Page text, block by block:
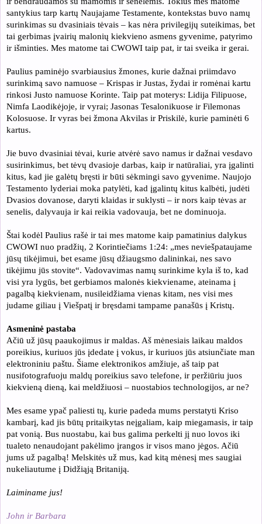
santykius tarp kartų Naujajame Testamente, kontekstas buvo namų
surinkimas su dvasiniais tėvais – kas nėra privilegijų suteikimas, bet
tai gerbimas įvairių malonių kiekvieno asmens gyvenime, patyrimo
ir išminties. Mes matome tai CWOWI taip pat, ir tai sveika ir gerai.
Paulius paminėjo svarbiausius žmones, kurie dažnai priimdavo
surinkimą savo namuose – Krispas ir Justas, žydai ir romėnai kartu
rinkosi Justo namuose Korinte. Taip pat moterys: Lidija Filipuose,
Nimfa Laodikėjoje, ir vyrai; Jasonas Tesalonikuose ir Filemonas
Kolosuose. Ir vyras bei žmona Akvilas ir Priskilė, kurie paminėti 6
kartus.
Jie buvo dvasiniai tėvai, kurie atvėrė savo namus ir dažnai vesdavo
susirinkimus, bet tėvų dvasioje darbas, kaip ir natūraliai, yra įgalinti
kitus, kad jie galėtų bręsti ir būti sėkmingi savo gyvenime. Naujojo
Testamento lyderiai moka patylėti, kad įgalintų kitus kalbėti, judėti
Dvasios dovanose, daryti klaidas ir suklysti – ir nors kaip tėvas ar
senelis, dalyvauja ir kai reikia vadovauja, bet ne dominuoja.
Štai kodėl Paulius rašė ir tai mes matome kaip pamatinius dalykus
CWOWI nuo pradžių, 2 Korintiečiams 1:24: „mes neviešpataujame
jūsų tikėjimui, bet esame jūsų džiaugsmo dalininkai, nes savo
tikėjimu jūs stovite“. Vadovavimas namų surinkime kyla iš to, kad
visi yra lygūs, bet gerbiamos malonės kiekviename, ateinama į
pagalbą kiekvienam, nusileidžiama vienas kitam, nes visi mes
judame giliau į Viešpatį ir bręsdami tampame panašūs į Kristų.
Asmeninė pastaba
Ačiū už jūsų paaukojimus ir maldas. Aš mėnesiais laikau maldos
poreikius, kuriuos jūs įdedate į vokus, ir kuriuos jūs atsiunčiate man
elektroniniu paštu. Šiame elektronikos amžiuje, aš taip pat
nusifotografuoju maldų poreikius savo telefone, ir peržiūriu juos
kiekvieną dieną, kai meldžiuosi – nuostabios technologijos, ar ne?
Mes esame ypač paliesti tų, kurie padeda mums perstatyti Kriso
kambarį, kad jis būtų pritaikytas neįgaliam, kaip miegamasis, ir taip
pat vonią. Bus nuostabu, kai bus galima perkelti jį nuo lovos iki
tualeto nenaudojant pakėlimo įrangos ir visos mano jėgos. Ačiū
jums už pagalbą! Melskitės už mus, kad kitą mėnesį mes saugiai
nukeliautume į Didžiąją Britaniją.
Laiminame jus!
John ir Barbara